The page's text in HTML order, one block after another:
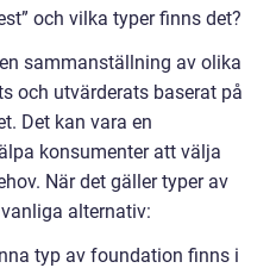
och vilka typer finns det?
sammanställning av olika
och utvärderats baserat på
Det kan vara en
konsumenter att välja
När det gäller typer av
alternativ:
typ av foundation finns i